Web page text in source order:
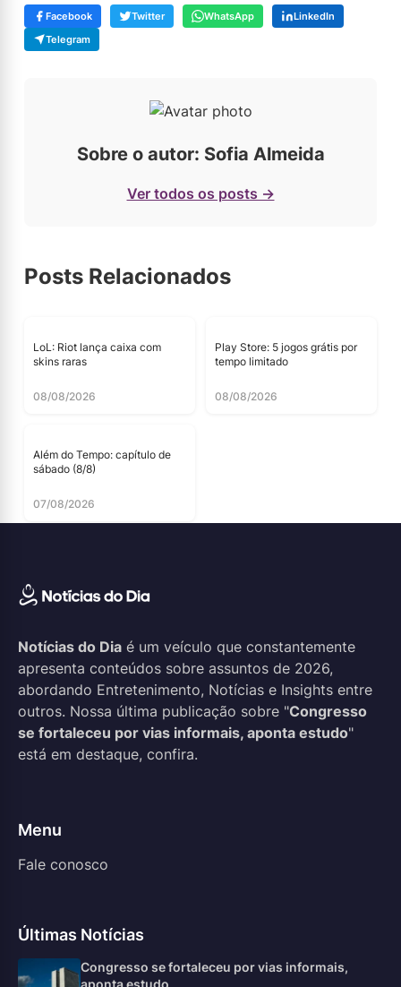
Facebook Twitter WhatsApp
LinkedIn
Telegram
Sobre o autor: Sofia Almeida
Ver todos os posts →
Posts Relacionados
LoL: Riot lança caixa com
skins raras
08/08/2026
Play Store: 5 jogos grátis por
tempo limitado
08/08/2026
Além do Tempo: capítulo de
sábado (8/8)
07/08/2026
Notícias do Dia é um veículo que constantemente
apresenta conteúdos sobre assuntos de 2026,
abordando Entretenimento, Notícias e Insights entre
outros. Nossa última publicação sobre "Congresso
se fortaleceu por vias informais, aponta estudo"
está em destaque, confira.
Menu
Fale conosco
Últimas Notícias
Congresso se fortaleceu por vias informais,
aponta estudo